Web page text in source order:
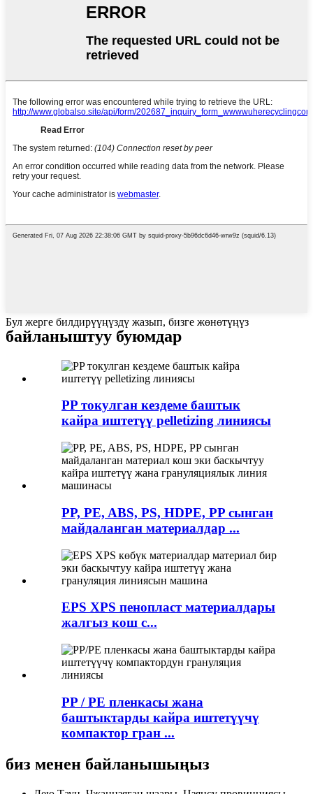
Бул жерге билдирүүңүздү жазып, бизге жөнөтүңүз
байланыштуу буюмдар
PP токулган кездеме баштык
кайра иштетүү pelletizing линиясы
PP, PE, ABS, PS, HDPE, PP сынган
майдаланган материалдар ...
EPS XPS пенопласт материалдары
жалгыз кош с...
PP / PE пленкасы жана
баштыктарды кайра иштетүүчү
компактор гран ...
биз менен байланышыңыз